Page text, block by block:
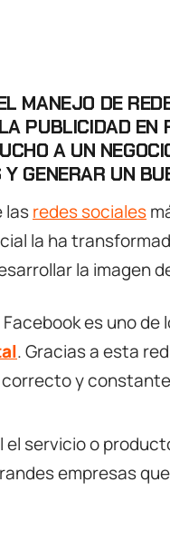
MANEJO DE
PUBLICIDAD EN
A UN
GENERAR UN
lasredes sociales
la ha
la imagen
es uno
. Gracias a esta
y
el servicio o
empresas